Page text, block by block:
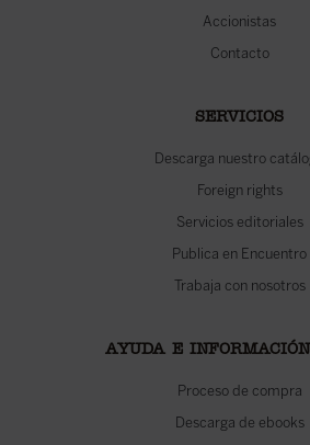
Accionistas
Contacto
SERVICIOS
Descarga nuestro
Foreign rights
Servicios editoriales
Publica en Encuentro
Trabaja con nosotros
AYUDA E
Proceso de compra
Descarga de ebooks